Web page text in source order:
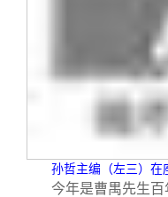
西
义
新
青
校
信
三
总
会
孙哲主编（左三）在
今年是曹禺先生百